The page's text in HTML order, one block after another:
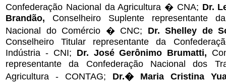
Confederação Nacional da Agricultura � CNA; Dr.
Brandão, Conselheiro Suplente representante
Nacional do Comércio � CNC; Dr. Shelley de
Conselheiro Titular representante da
Indústria - CNI; Dr. José Gerônimo Brumatti,
representante da Confederação Nacional dos
Agricultura - CONTAG; Dr.� Maria Cristina